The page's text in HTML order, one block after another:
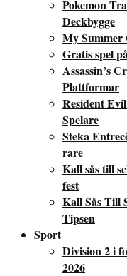
Pokemon
Deckbygge
My Summer
Gratis spel
Assassin’s
Plattformar
Resident
Spelare
Steka
rare
Kall sås till
fest
Kall Sås Till
Tipsen
Sport
Division 2 i
2026